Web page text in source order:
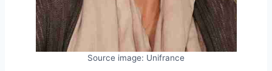
Source image: Unifrance